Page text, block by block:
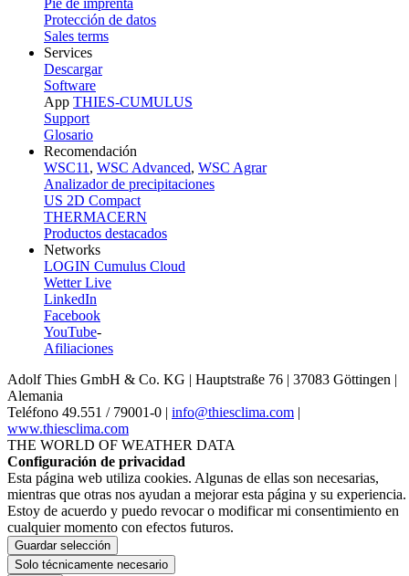
Pie de imprenta
Protección de datos
Sales terms
Services
Descargar
Software
App THIES-CUMULUS
Support
Glosario
Recomendación
WSC11 , WSC Advanced, WSC Agrar
Analizador de precipitaciones
US 2D Compact
THERMACERN
Productos destacados
Networks
LOGIN Cumulus Cloud
Wetter Live
LinkedIn
Facebook
YouTube-
Afiliaciones
Adolf Thies GmbH & Co. KG | Hauptstraße 76 | 37083 Göttingen |
Alemania
Teléfono 49.551 /­ 79001-0 | info@thiesclima.com |
www.thiesclima.com
THE WORLD OF WEATHER DATA
Configuración de privacidad
Esta página web utiliza cookies. Algunas de ellas son necesarias,
mientras que otras nos ayudan a mejorar esta página y su experiencia.
Estoy de acuerdo y puedo revocar o modificar mi consentimiento en
cualquier momento con efectos futuros.
Guardar selección
Solo técnicamente necesario